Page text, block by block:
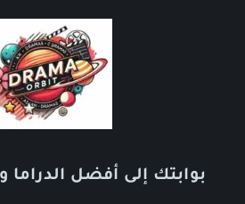
بوابتك إلى أفضل الدراما